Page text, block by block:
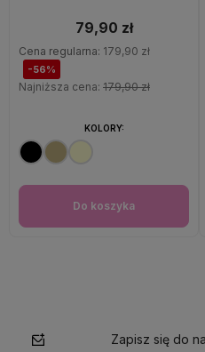
79,90 zł
Cena regularna: 179,90 zł
-56%
Najniższa cena: 179,90 zł
Do koszyka
KOLORY:
Zapisz się do